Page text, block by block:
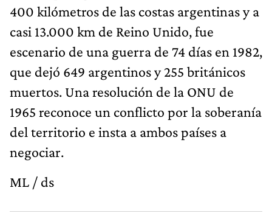
400 kilómetros de las costas argentinas y a
casi 13.000 km de Reino Unido, fue
escenario de una guerra de 74 días en 1982,
que dejó 649 argentinos y 255 británicos
muertos. Una resolución de la ONU de
1965 reconoce un conflicto por la soberanía
del territorio e insta a ambos países a
negociar.
ML / ds